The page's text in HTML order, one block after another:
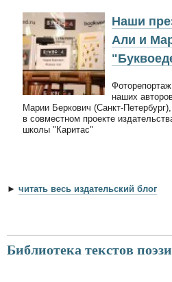
Наши
Али и
наших
Марии Беркович (Санкт-
в совместном проекте
школы "Каритас"
► читать весь издательский блог
Библиотека текстов